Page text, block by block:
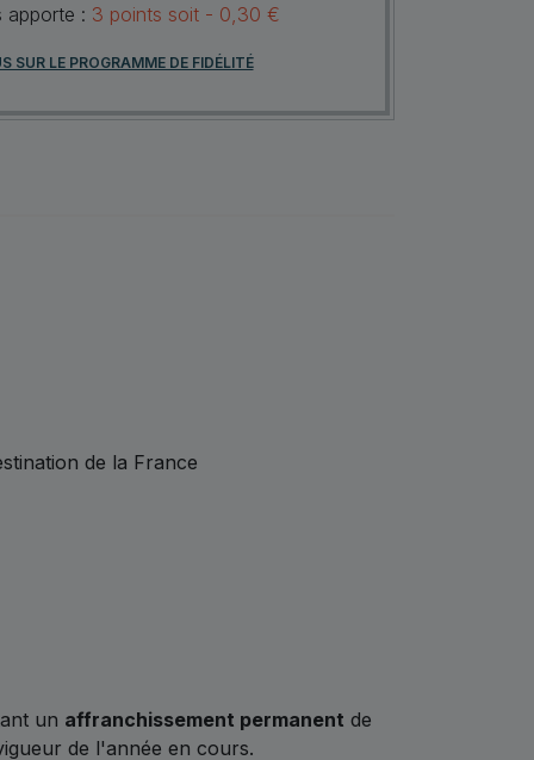
apporte : 3 points soit - 0,30 €
SUR LE PROGRAMME DE FIDÉLITÉ
de la France
un affranchissement permanent de
de l'année en cours.